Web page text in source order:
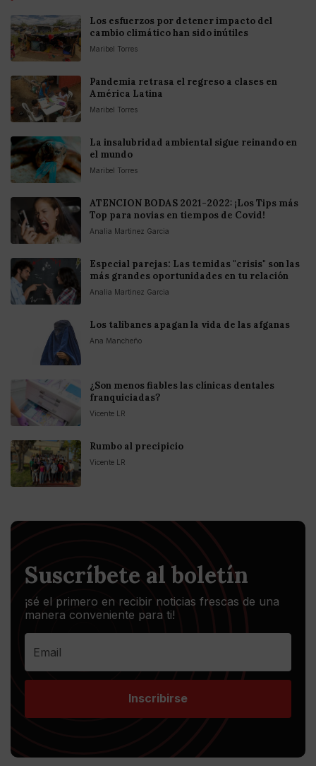
Los esfuerzos por detener impacto del
cambio climático han sido inútiles
Maribel Torres
Pandemia retrasa el regreso a clases en
América Latina
Maribel Torres
La insalubridad ambiental sigue reinando en
el mundo
Maribel Torres
ATENCION BODAS 2021-2022: ¡Los Tips más
Top para novias en tiempos de Covid!
Analia Martinez Garcia
Especial parejas: Las temidas "crisis" son las
más grandes oportunidades en tu relación
Analia Martinez Garcia
Los talibanes apagan la vida de las afganas
Ana Mancheño
¿Son menos fiables las clínicas dentales
franquiciadas?
Vicente LR
Rumbo al precipicio
Vicente LR
Suscríbete al boletín
¡sé el primero en recibir noticias frescas de una
manera conveniente para ti!
Inscribirse